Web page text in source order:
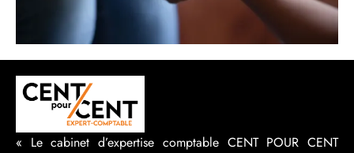
« Le cabinet d’expertise comptable CENT POUR CENT